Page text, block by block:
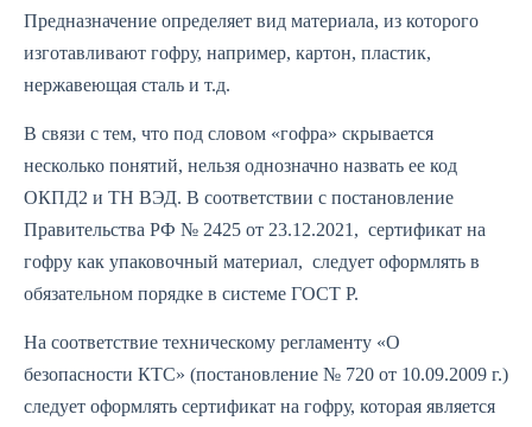
Предназначение определяет вид материала, из которого
изготавливают гофру, например, картон, пластик,
нержавеющая сталь и т.д.
В связи с тем, что под словом «гофра» скрывается
несколько понятий, нельзя однозначно назвать ее код
ОКПД2 и ТН ВЭД. В соответствии с постановление
Правительства РФ № 2425 от 23.12.2021, сертификат на
гофру как упаковочный материал, следует оформлять в
обязательном порядке в системе ГОСТ Р.
На соответствие техническому регламенту «О
безопасности КТС» (постановление № 720 от 10.09.2009 г.)
следует оформлять сертификат на гофру, которая является